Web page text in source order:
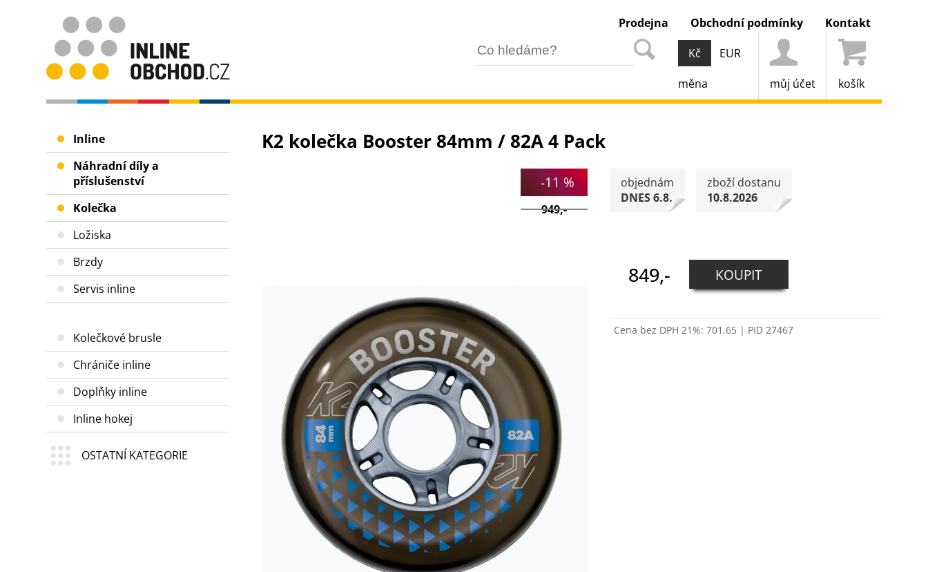
Prodejna Obchodní podmínky
Kontakt
Kč
EUR
měna můj účet košík
Inline
Náhradní díly a
příslušenství
Kolečka
Ložiska
Brzdy
Servis inline
Kolečkové brusle
Chrániče inline
Doplňky inline
Inline hokej
OSTATNÍ KATEGORIE
K2 kolečka Booster 84mm / 82A 4 Pack
-11 %
949,-
objednám
DNES 6.8.
zboží dostanu
10.8.2026
849,- KOUPIT
Cena bez DPH 21%:701,65 | PID 27467